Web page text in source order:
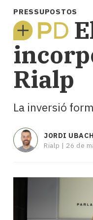
i
turisme
Cultura
Esports
Mai
tant!
TV
i
El
Reportatges
Entrevistes
Enquestes
escena!
PRESSUPOSTOS
Rialp
La inversió
JORDI
Rialp | 26 de